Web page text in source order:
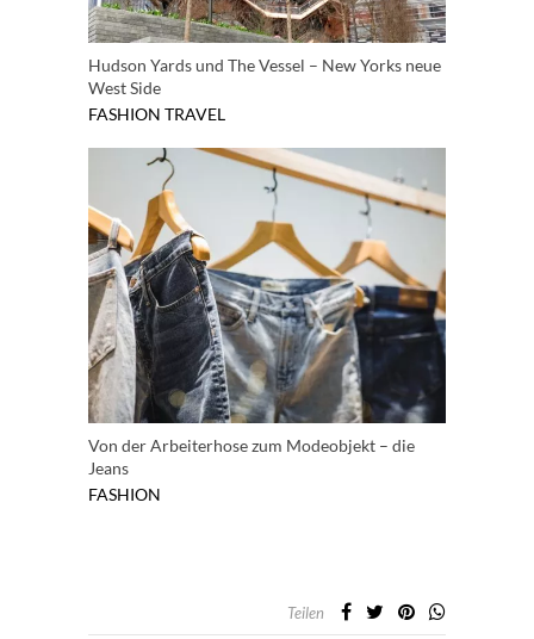
Hudson Yards und The Vessel – New Yorks neue
West Side
FASHION TRAVEL
Von der Arbeiterhose zum Modeobjekt – die
Jeans
FASHION
Teilen